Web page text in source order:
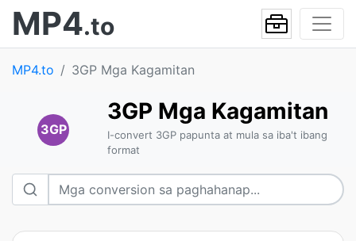
MP4.to
MP4.to 3GP Mga Kagamitan
3GP
3GP Mga Kagamitan
I-convert 3GP papunta at mula sa iba't ibang
format